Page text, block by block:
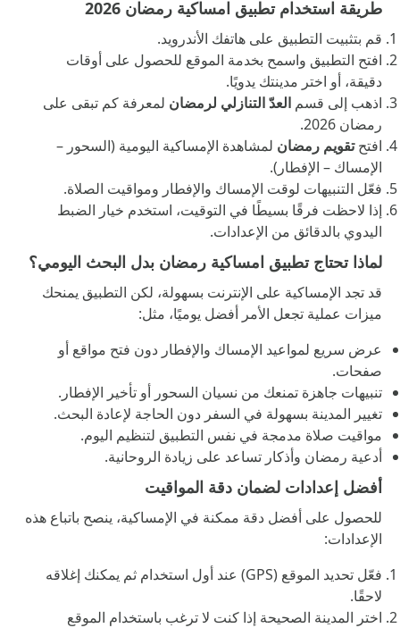
طريقة استخدام تطبيق امساكية رمضان 2026
قم بتثبيت التطبيق على هاتفك الأندرويد.
افتح التطبيق واسمح بخدمة الموقع للحصول على أوقات
دقيقة، أو اختر مدينتك يدويًا.
اذهب إلى قسم العدّ التنازلي لرمضان لمعرفة كم تبقى على
رمضان 2026.
افتحتقويم رمضان لمشاهدة الإمساكية اليومية (السحور –
الإمساك – الإفطار).
فعّل التنبيهات لوقت الإمساك والإفطار ومواقيت الصلاة.
إذا لاحظت فرقًا بسيطًا في التوقيت، استخدم خيار الضبط
اليدوي بالدقائق من الإعدادات.
لماذا تحتاج تطبيق امساكية رمضان بدل البحث اليومي؟
قد تجد الإمساكية على الإنترنت بسهولة، لكن التطبيق يمنحك
ميزات عملية تجعل الأمر أفضل يوميًا، مثل:
عرض سريع لمواعيد الإمساك والإفطار دون فتح مواقع أو
صفحات.
تنبيهات جاهزة تمنعك من نسيان السحور أو تأخير الإفطار.
تغيير المدينة بسهولة في السفر دون الحاجة لإعادة البحث.
مواقيت صلاة مدمجة في نفس التطبيق لتنظيم اليوم.
أدعية رمضان وأذكار تساعد على زيادة الروحانية.
أفضل إعدادات لضمان دقة المواقيت
للحصول على أفضل دقة ممكنة في الإمساكية، ينصح باتباع هذه
الإعدادات:
فعّل تحديد الموقع (GPS) عند أول استخدام ثم يمكنك إغلاقه
لاحقًا.
اختر المدينة الصحيحة إذا كنت لا ترغب باستخدام الموقع